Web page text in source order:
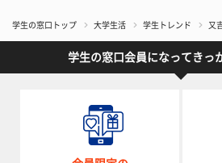
学生の窓口トップ 大学生活 学生トレンド 又
学生の窓口会員になってきっ